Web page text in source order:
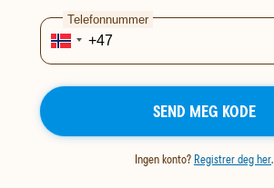
Telefonnummer
SEND MEG KODE
Ingen konto? Registrer deg her.